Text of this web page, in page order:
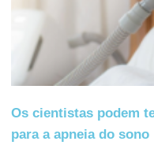
Os cientistas podem
para a apneia do sono